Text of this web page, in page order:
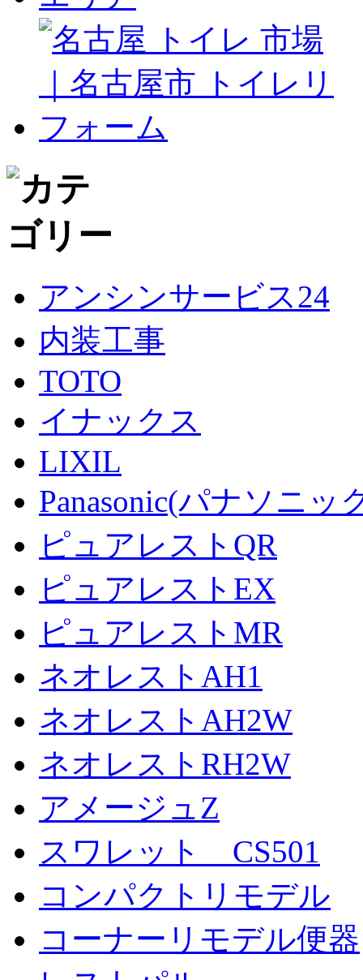
アンシンサービス24
内装工事
TOTO
イナックス
LIXIL
Panasonic(パナソニッ
ピュアレストQR
ピュアレストEX
ピュアレストMR
ネオレストAH1
ネオレストAH2W
ネオレストRH2W
アメージュZ
スワレット CS501
コンパクトリモデル
コーナーリモデル便器